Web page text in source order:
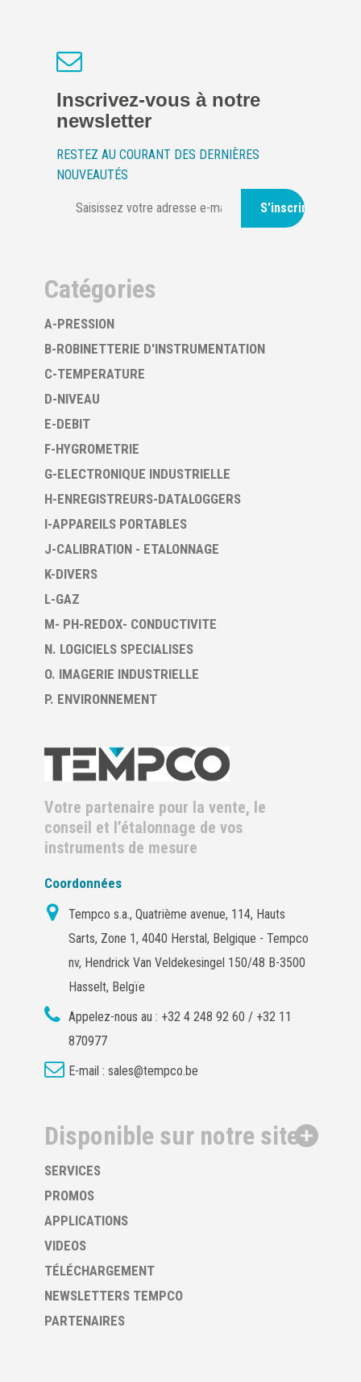
Inscrivez-vous à notre
newsletter
RESTEZ AU COURANT DES DERNIÈRES
NOUVEAUTÉS
S'inscrire
Catégories
A-PRESSION
B-ROBINETTERIE D'INSTRUMENTATION
C-TEMPERATURE
D-NIVEAU
E-DEBIT
F-HYGROMETRIE
G-ELECTRONIQUE INDUSTRIELLE
H-ENREGISTREURS-DATALOGGERS
I-APPAREILS PORTABLES
J-CALIBRATION - ETALONNAGE
K-DIVERS
L-GAZ
M- PH-REDOX- CONDUCTIVITE
N. LOGICIELS SPECIALISES
O. IMAGERIE INDUSTRIELLE
P. ENVIRONNEMENT
Votre partenaire pour la vente, le
conseil et l’étalonnage de vos
instruments de mesure
Coordonnées
Tempco s.a., Quatrième avenue, 114, Hauts
Sarts, Zone 1, 4040 Herstal, Belgique - Tempco
nv, Hendrick Van Veldekesingel 150/48 B-3500
Hasselt, Belgïe
Appelez-nous au : +32 4 248 92 60 / +32 11
870977
E-mail : sales@tempco.be
Disponible sur notre site
SERVICES
PROMOS
APPLICATIONS
VIDEOS
TÉLÉCHARGEMENT
NEWSLETTERS TEMPCO
PARTENAIRES